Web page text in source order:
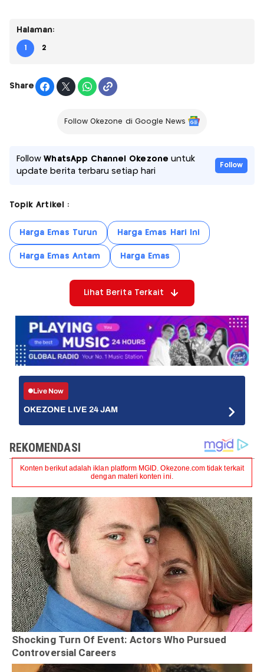
Halaman:
1 2
Share
Follow Okezone di Google News
FollowWhatsApp Channel Okezone untuk
update berita terbaru setiap hari
Follow
Topik Artikel :
Harga Emas Turun Harga Emas Hari Ini
Harga Emas Antam Harga Emas
Lihat Berita Terkait
Live Now
OKEZONE LIVE 24 JAM